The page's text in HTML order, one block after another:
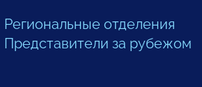
Региональные отделения
Представители за рубежом